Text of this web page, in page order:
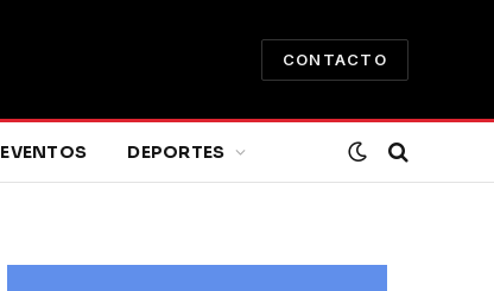
CONTACTO
EVENTOS DEPORTES